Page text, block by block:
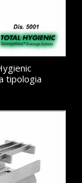
tipologia